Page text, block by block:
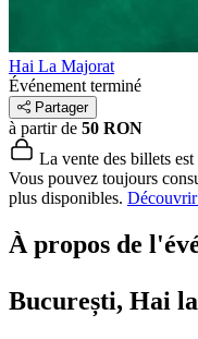
Hai La Majorat
Événement terminé
Partager
à partir de 50 RON
La vente des billets est
Vous pouvez toujours
plus disponibles. Découvrir
À propos de
București, Hai